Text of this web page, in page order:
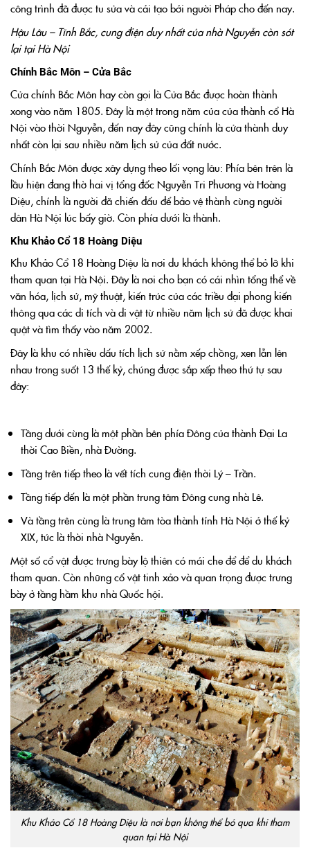
công trình đã được tu sửa và cải tạo bởi người Pháp cho đến nay.
Hậu Lâu – Tĩnh Bắc, cung điện duy nhất của nhà Nguyễn còn sót
lại tại Hà Nội
Chính Bắc Môn – Cửa Bắc
Cửa chính Bắc Môn hay còn gọi là Cửa Bắc được hoàn thành
xong vào năm 1805. Đây là một trong năm của của thành cổ Hà
Nội vào thời Nguyễn, đến nay đây cũng chính là cửa thành duy
nhất còn lại sau nhiều năm lịch sử của đất nước.
Chính Bắc Môn được xây dựng theo lối vọng lâu: Phía bên trên là
lầu hiện đang thờ hai vị tổng đốc Nguyễn Tri Phương và Hoàng
Diệu, chính là người đã chiến đấu để bảo vệ thành cùng người
dân Hà Nội lúc bấy giờ. Còn phía dưới là thành.
Khu Khảo Cổ 18 Hoàng Diệu
Khu Khảo Cổ 18 Hoàng Diệu là nơi du khách không thể bỏ lỡ khi
tham quan tại Hà Nội. Đây là nơi cho bạn có cái nhìn tổng thể về
văn hóa, lịch sử, mỹ thuật, kiến trúc của các triều đại phong kiến
thông qua các di tích và di vật từ nhiều năm lịch sử đã được khai
quật và tìm thấy vào năm 2002.
Đây là khu có nhiều dấu tích lịch sử nằm xếp chồng, xen lẫn lên
nhau trong suốt 13 thế kỷ, chúng được sắp xếp theo thứ tự sau
đây:
Tầng dưới cùng là một phần bên phía Đông của thành Đại La
thời Cao Biền, nhà Đường.
Tầng trên tiếp theo là vết tích cung điện thời Lý – Trần.
Tầng tiếp đến là một phần trung tâm Đông cung nhà Lê.
Và tầng trên cùng là trung tâm tòa thành tỉnh Hà Nội ở thế kỷ
XIX, tức là thời nhà Nguyễn.
Một số cổ vật được trưng bày lộ thiên có mái che để để du khách
tham quan. Còn những cổ vật tinh xảo và quan trọng được trưng
bày ở tầng hầm khu nhà Quốc hội.
Khu Khảo Cổ 18 Hoàng Diệu là nơi bạn không thể bỏ qua khi tham
quan tại Hà Nội